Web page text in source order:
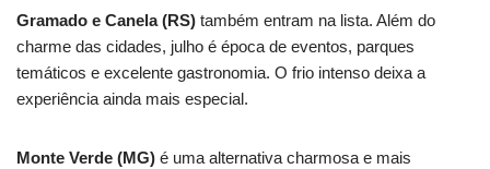
Gramado e Canela (RS) também entram na lista. Além do
charme das cidades, julho é época de eventos, parques
temáticos e excelente gastronomia. O frio intenso deixa a
experiência ainda mais especial.
Monte Verde (MG) é uma alternativa charmosa e mais